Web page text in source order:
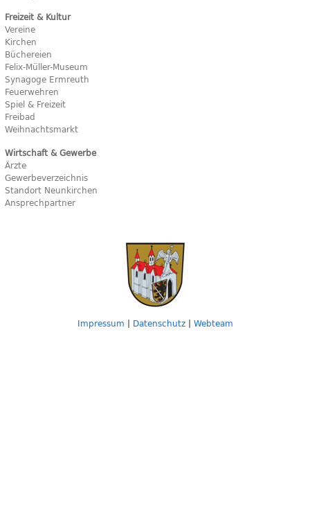
Freizeit & Kultur
Vereine
Kirchen
Büchereien
Felix-Müller-Museum
Synagoge Ermreuth
Feuerwehren
Spiel & Freizeit
Freibad
Weihnachtsmarkt
Wirtschaft & Gewerbe
Ärzte
Gewerbeverzeichnis
Standort Neunkirchen
Ansprechpartner
Impressum | Datenschutz| Webteam